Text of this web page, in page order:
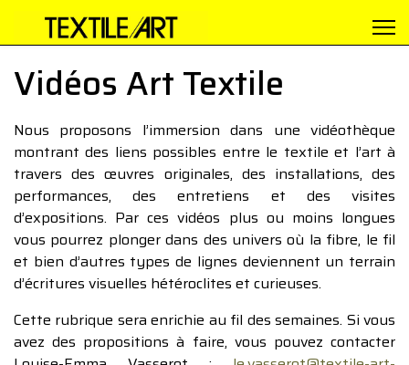
Vidéos Art Textile
Nous proposons l’immersion dans une vidéothèque
montrant des liens possibles entre le textile et l’art à
travers des œuvres originales, des installations, des
performances, des entretiens et des visites
d’expositions. Par ces vidéos plus ou moins longues
vous pourrez plonger dans des univers où la fibre, le fil
et bien d’autres types de lignes deviennent un terrain
d’écritures visuelles hétéroclites et curieuses.
Cette rubrique sera enrichie au fil des semaines. Si vous
avez des propositions à faire, vous pouvez contacter